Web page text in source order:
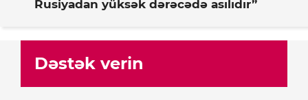
Rusiyadan yüksək dərəcədə asılıdır”
Dəstək verin